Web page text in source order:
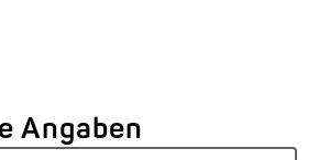
Angaben